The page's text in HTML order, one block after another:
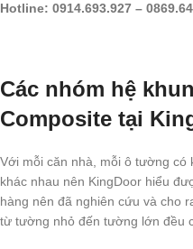
Hotline: 0914.693.927 –
Các nhóm hệ
Composite tại
Với mỗi căn nhà, mỗi ô tường
khác nhau nên KingDoor hiểu
hàng nên đã nghiên cứu và cho
từ tường nhỏ đến tường lớn đều